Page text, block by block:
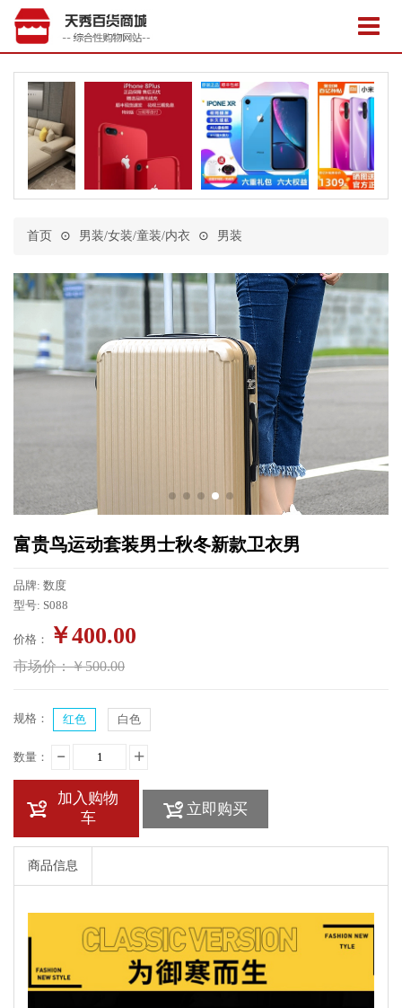
首页 ⊙ 男装/女装/童装/内衣 ⊙ 男装
富贵鸟运动套装男士秋冬新款卫衣男
品牌: 数度
型号: S088
价格： ￥400.00
市场价：￥500.00
规格： 红色 白色
数量：
加入购物
车
立即购买
商品信息